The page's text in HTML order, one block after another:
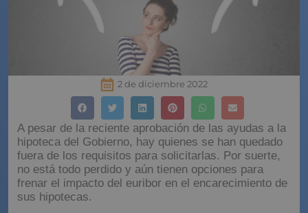
2 de diciembre 2022
A pesar de la reciente aprobación de las ayudas a la
hipoteca del Gobierno, hay quienes se han quedado
fuera de los requisitos para solicitarlas. Por suerte,
no está todo perdido y aún tienen opciones para
frenar el impacto del euribor en el encarecimiento de
sus hipotecas.